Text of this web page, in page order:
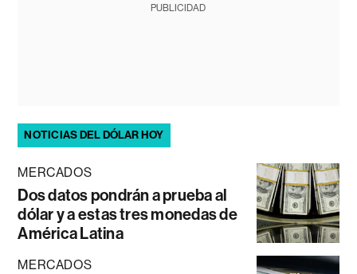
PUBLICIDAD
NOTICIAS DEL DÓLAR HOY
MERCADOS
Dos datos pondrán a prueba al
dólar y a estas tres monedas de
América Latina
MERCADOS